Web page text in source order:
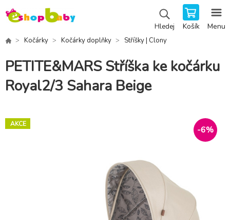
Hledej Košík Menu
Kočárky Kočárky doplňky Stříšky | Clony
PETITE&MARS Stříška ke kočárku
Royal2/3 Sahara Beige
AKCE
-6%